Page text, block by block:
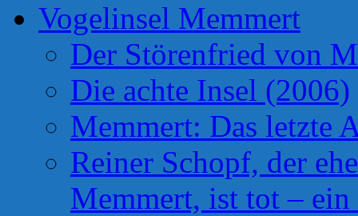
Vogelinsel Memmert
Der Störenfried von
Die achte Insel (2006)
Memmert: Das letzte
Reiner Schopf, der
Memmert, ist tot –